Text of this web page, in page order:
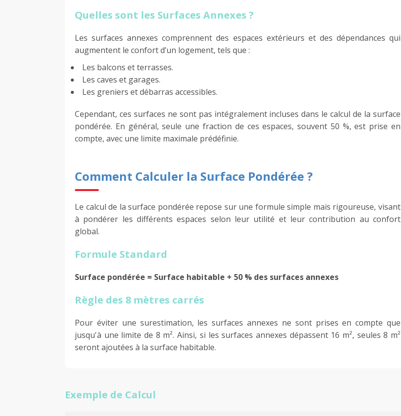
Quelles sont les Surfaces Annexes ?
Les surfaces annexes comprennent des espaces extérieurs et des dépendances qui
augmentent le confort d’un logement, tels que :
Les balcons et terrasses.
Les caves et garages.
Les greniers et débarras accessibles.
Cependant, ces surfaces ne sont pas intégralement incluses dans le calcul de la surface
pondérée. En général, seule une fraction de ces espaces, souvent 50 %, est prise en
compte, avec une limite maximale prédéfinie.
Comment Calculer la Surface Pondérée ?
Le calcul de la surface pondérée repose sur une formule simple mais rigoureuse, visant
à pondérer les différents espaces selon leur utilité et leur contribution au confort
global.
Formule Standard
Surface pondérée = Surface habitable + 50 % des surfaces annexes
Règle des 8 mètres carrés
Pour éviter une surestimation, les surfaces annexes ne sont prises en compte que
jusqu'à une limite de 8 m². Ainsi, si les surfaces annexes dépassent 16 m², seules 8 m²
seront ajoutées à la surface habitable.
Exemple de Calcul